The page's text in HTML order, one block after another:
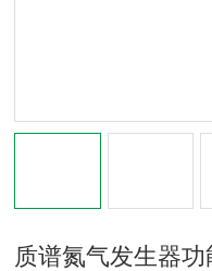
质谱氮气发生器功